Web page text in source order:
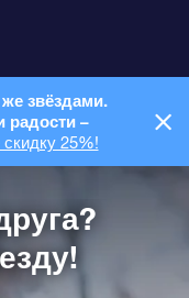
звёздами.
радости –
скидку 25%!